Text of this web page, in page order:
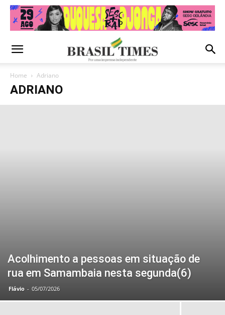
Home Adriano
ADRIANO
Acolhimento a pessoas em situação de
rua em Samambaia nesta segunda(6)
Flávio - 05/07/2026